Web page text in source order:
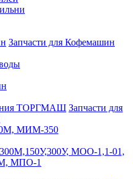
Запчасти для Кофемашин
Запчасти для
МИМ-350
МОО-1,1-01,
МПО-1